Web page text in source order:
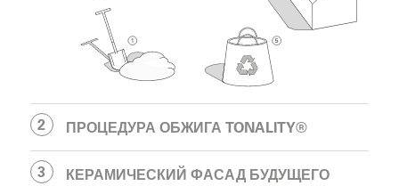
ПРОЦЕДУРА ОБЖИГА TONALITY®
КЕРАМИЧЕСКИЙ ФАСАД БУДУЩЕГО